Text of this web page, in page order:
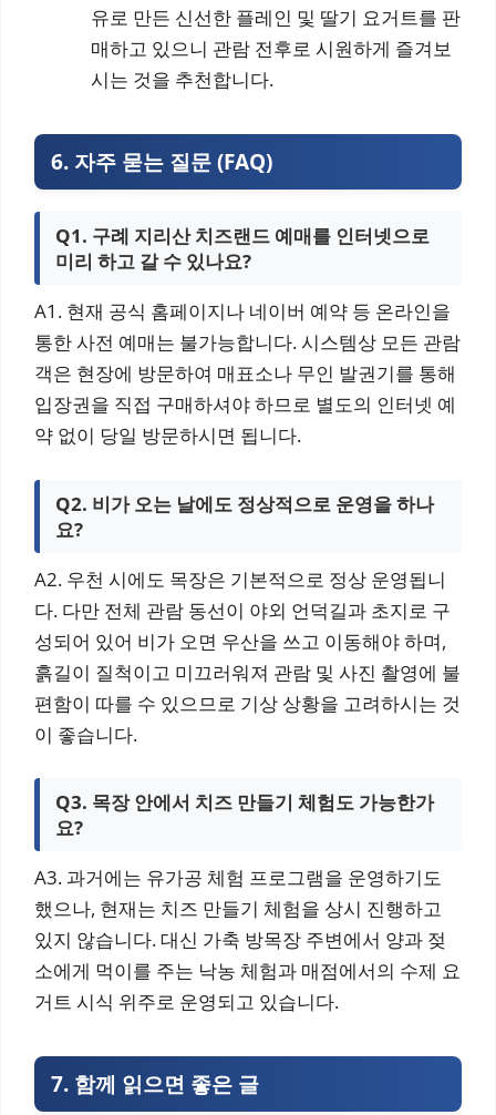
유로 만든 신선한 플레인 및 딸기 요거트를 판
매하고 있으니 관람 전후로 시원하게 즐겨보
시는 것을 추천합니다.
6. 자주 묻는 질문 (FAQ)
Q1. 구례 지리산 치즈랜드 예매를 인터넷으로
미리 하고 갈 수 있나요?
A1. 현재 공식 홈페이지나 네이버 예약 등 온라인을
통한 사전 예매는 불가능합니다. 시스템상 모든 관람
객은 현장에 방문하여 매표소나 무인 발권기를 통해
입장권을 직접 구매하셔야 하므로 별도의 인터넷 예
약 없이 당일 방문하시면 됩니다.
Q2. 비가 오는 날에도 정상적으로 운영을 하나
요?
A2. 우천 시에도 목장은 기본적으로 정상 운영됩니
다. 다만 전체 관람 동선이 야외 언덕길과 초지로 구
성되어 있어 비가 오면 우산을 쓰고 이동해야 하며,
흙길이 질척이고 미끄러워져 관람 및 사진 촬영에 불
편함이 따를 수 있으므로 기상 상황을 고려하시는 것
이 좋습니다.
Q3. 목장 안에서 치즈 만들기 체험도 가능한가
요?
A3. 과거에는 유가공 체험 프로그램을 운영하기도
했으나, 현재는 치즈 만들기 체험을 상시 진행하고
있지 않습니다. 대신 가축 방목장 주변에서 양과 젖
소에게 먹이를 주는 낙농 체험과 매점에서의 수제 요
거트 시식 위주로 운영되고 있습니다.
7. 함께 읽으면 좋은 글